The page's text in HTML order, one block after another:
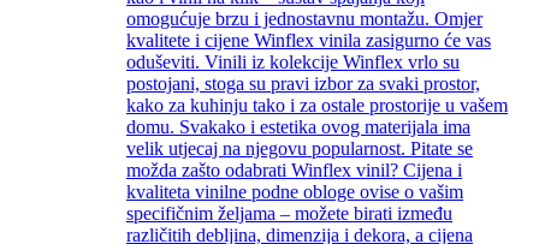
omogućuje brzu i jednostavnu montažu. Omjer
kvalitete i cijene Winflex vinila zasigurno će vas
oduševiti. Vinili iz kolekcije Winflex vrlo su
postojani, stoga su pravi izbor za svaki prostor,
kako za kuhinju tako i za ostale prostorije u vašem
domu. Svakako i estetika ovog materijala ima
velik utjecaj na njegovu popularnost. Pitate se
možda zašto odabrati Winflex vinil? Cijena i
kvaliteta vinilne podne obloge ovise o vašim
specifičnim željama – možete birati između
različitih debljina, dimenzija i dekora, a cijena